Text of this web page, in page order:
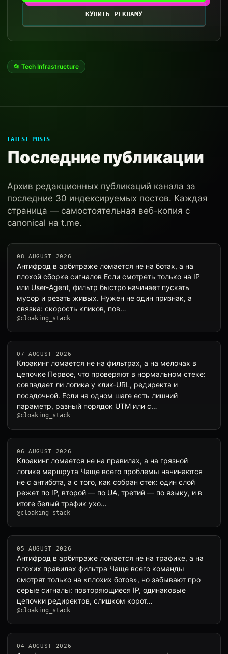
КУПИТЬ РЕКЛАМУ
📂 Tech Infrastructure
LATEST POSTS
Последние публикации
Архив редакционных публикаций канала за
последние 30 индексируемых постов. Каждая
страница — самостоятельная веб-копия с
canonical на t.me.
08 AUGUST 2026
Антифрод в арбитраже ломается не на ботах, а на
плохой сборке сигналов Если смотреть только на IP
или User-Agent, фильтр быстро начинает пускать
мусор и резать живых. Нужен не один признак, а
связка: скорость кликов, пов…
@cloaking_stack
07 AUGUST 2026
Клоакинг ломается не на фильтрах, а на мелочах в
цепочке Первое, что проверяют в нормальном стеке:
совпадает ли логика у клик-URL, редиректа и
посадочной. Если на одном шаге есть лишний
параметр, разный порядок UTM или с…
@cloaking_stack
06 AUGUST 2026
Клоакинг ломается не на правилах, а на грязной
логике маршрута Чаще всего проблемы начинаются
не с антибота, а с того, как собран стек: один слой
режет по IP, второй — по UA, третий — по языку, и в
итоге белый трафик ухо…
@cloaking_stack
05 AUGUST 2026
Антифрод в арбитраже ломается не на трафике, а на
плохих правилах фильтра Чаще всего команды
смотрят только на «плохих ботов», но забывают про
серые сигналы: повторяющиеся IP, одинаковые
цепочки редиректов, слишком корот…
@cloaking_stack
04 AUGUST 2026